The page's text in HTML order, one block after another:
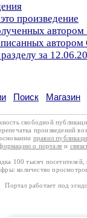
произведение
автором
за
Поиск Магазин
свободной
произведений
правил
о портале и
100 тысяч
количество
работает под